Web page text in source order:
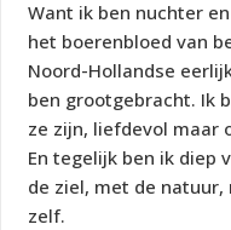
Want ik ben nuchter
het boerenbloed van
Noord-Hollandse
ben grootgebracht. Ik
ze zijn, liefdevol maar
En tegelijk ben ik diep
de ziel, met de
zelf.